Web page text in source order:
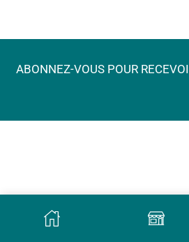
ABONNEZ-VOUS POUR